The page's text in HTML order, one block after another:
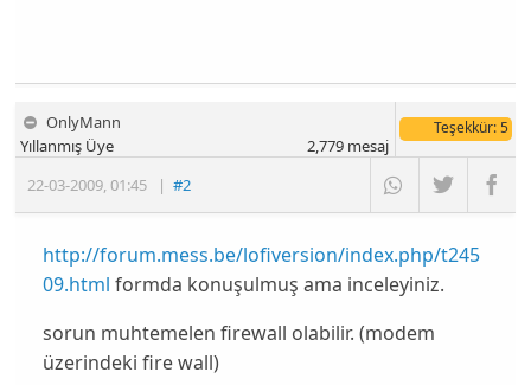
OnlyMann
22-03-2009,01:45 |#2
Yıllanmış Üye
Teşekkür: 5
2,779mesaj
http://forum.mess.be/lofiversion/index.php/t245
09.html formda konuşulmuş ama inceleyiniz.
sorun muhtemelen firewall olabilir. (modem
üzerindeki fire wall)